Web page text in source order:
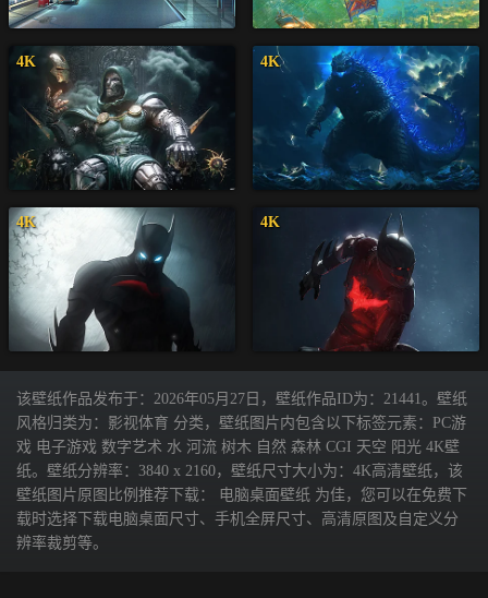
4K 4K
4K 4K
该壁纸作品发布于：2026年05月27日，壁纸作品ID为：21441。壁纸
风格归类为：影视体育 分类，壁纸图片内包含以下标签元素：PC游
戏 电子游戏 数字艺术 水 河流 树木 自然 森林 CGI 天空 阳光 4K壁
纸。壁纸分辨率：3840 x 2160，壁纸尺寸大小为：4K高清壁纸，该
壁纸图片原图比例推荐下载： 电脑桌面壁纸 为佳，您可以在免费下
载时选择下载电脑桌面尺寸、手机全屏尺寸、高清原图及自定义分
辨率裁剪等。